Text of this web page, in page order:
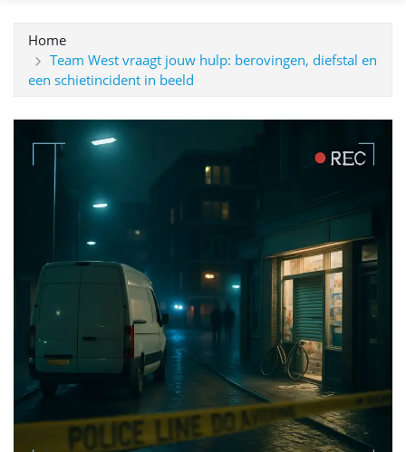
Home
Team West vraagt jouw hulp: berovingen, diefstal en
een schietincident in beeld